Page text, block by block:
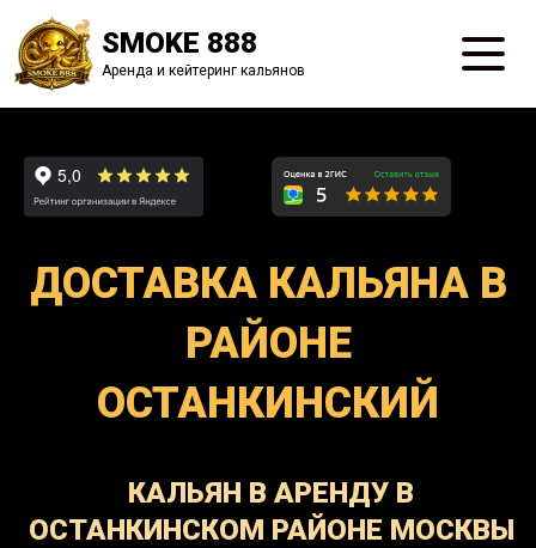
SMOKE 888
Аренда и кейтеринг кальянов
ДОСТАВКА КАЛЬЯНА В
РАЙОНЕ
ОСТАНКИНСКИЙ
КАЛЬЯН В АРЕНДУ В
ОСТАНКИНСКОМ РАЙОНЕ МОСКВЫ